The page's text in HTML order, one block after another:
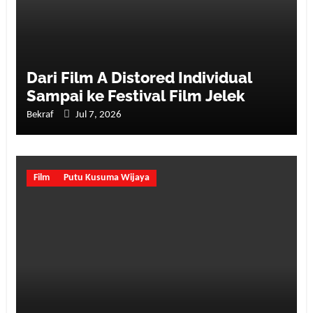
Dari Film A Distored Individual
Sampai ke Festival Film Jelek
Bekraf Jul 7, 2026
Film Putu Kusuma Wijaya